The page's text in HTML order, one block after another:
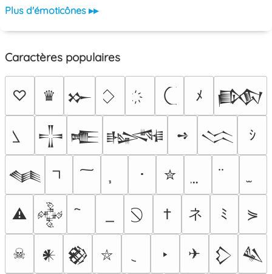
Plus d'émoticônes ▸▸
Caractères populaires
♡ ♛ 𒁍 ﾒ 𒁃
𒋲 𒍫 𒈙 ➺ 𒈱 ｼ
𒈝 ･ ✮
⚠ 𒅒 † ネ ﾐ ⋟
☠ 𒀭 𒆙 ⛥ ‣ ✈ 𒁷 𒈑